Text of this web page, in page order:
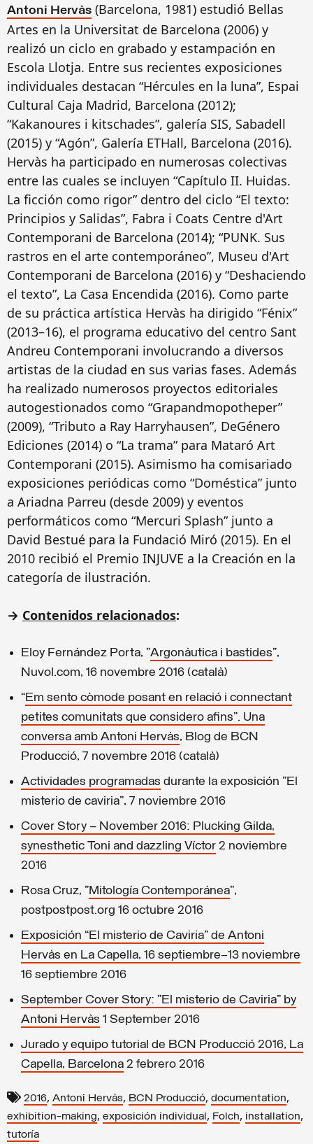
Antoni Hervàs (Barcelona, 1981) estudió Bellas
Artes en la Universitat de Barcelona (2006) y
realizó un ciclo en grabado y estampación en
Escola Llotja. Entre sus recientes exposiciones
individuales destacan “Hércules en la luna”, Espai
Cultural Caja Madrid, Barcelona (2012);
“Kakanoures i kitschades”, galería SIS, Sabadell
(2015) y “Agón”, Galería ETHall, Barcelona (2016).
Hervàs ha participado en numerosas colectivas
entre las cuales se incluyen “Capítulo II. Huidas.
La ficción como rigor” dentro del ciclo “El texto:
Principios y Salidas”, Fabra i Coats Centre d'Art
Contemporani de Barcelona (2014); “PUNK. Sus
rastros en el arte contemporáneo”, Museu d'Art
Contemporani de Barcelona (2016) y “Deshaciendo
el texto”, La Casa Encendida (2016). Como parte
de su práctica artística Hervàs ha dirigido “Fénix”
(2013–16), el programa educativo del centro Sant
Andreu Contemporani involucrando a diversos
artistas de la ciudad en sus varias fases. Además
ha realizado numerosos proyectos editoriales
autogestionados como “Grapandmopotheper”
(2009), “Tributo a Ray Harryhausen”, DeGénero
Ediciones (2014) o “La trama” para Mataró Art
Contemporani (2015). Asimismo ha comisariado
exposiciones periódicas como “Doméstica” junto
a Ariadna Parreu (desde 2009) y eventos
performáticos como “Mercuri Splash” junto a
David Bestué para la Fundació Miró (2015). En el
2010 recibió el Premio INJUVE a la Creación en la
categoría de ilustración.
→ Contenidos relacionados:
Eloy Fernández Porta, "Argonàutica i bastides”,
Nuvol.com, 16 novembre 2016 (català)
“Em sento còmode posant en relació i connectant
petites comunitats que considero afins”. Una
conversa amb Antoni Hervàs, Blog de BCN
Producció, 7 novembre 2016 (català)
Actividades programadas durante la exposición "El
misterio de caviria", 7 noviembre 2016
Cover Story – November 2016: Plucking Gilda,
synesthetic Toni and dazzling Víctor 2 noviembre
2016
Rosa Cruz, "Mitología Contemporánea",
postpostpost.org 16 octubre 2016
Exposición “El misterio de Caviria” de Antoni
Hervàs en La Capella, 16 septiembre–13 noviembre
16 septiembre 2016
September Cover Story: "El misterio de Caviria" by
Antoni Hervàs 1 September 2016
Jurado y equipo tutorial de BCN Producció 2016, La
Capella, Barcelona 2 febrero 2016
2016, Antoni Hervàs, BCN Producció, documentation,
exhibition-making, exposición individual , Folch, installation,
tutoría